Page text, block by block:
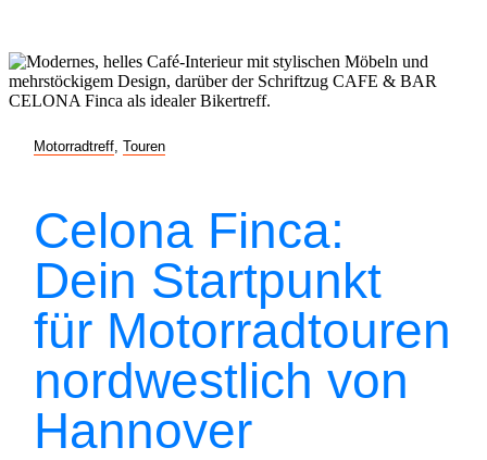
Motorradtreff Touren
Celona Finca:
Dein Startpunkt
für Motorradtouren
nordwestlich von
Hannover